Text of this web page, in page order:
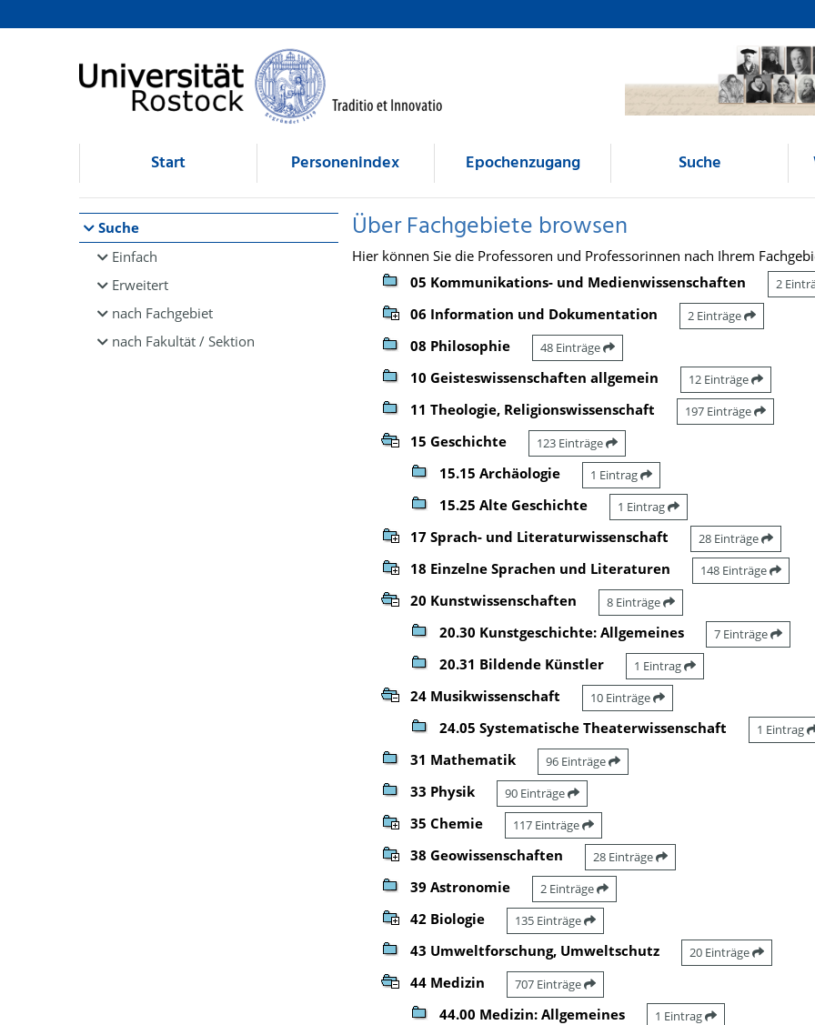
Browsen
direkt zum Inhalt
Start Personenindex Epochenzugang Suche
Suche
Einfach
Erweitert
nach Fachgebiet
nach Fakultät / Sektion
Über Fachgebiete browsen
Hier können Sie die Professoren und Professorinnen nach Ihrem
05 Kommunikations- und Medienwissenschaften
2
06 Information und Dokumentation 2 Einträge
08 Philosophie 48 Einträge
10 Geisteswissenschaften allgemein 12 Einträge
11 Theologie, Religionswissenschaft 197 Einträge
15 Geschichte 123 Einträge
15.15 Archäologie 1 Eintrag
15.25 Alte Geschichte 1 Eintrag
17 Sprach- und Literaturwissenschaft 28 Einträge
18 Einzelne Sprachen und Literaturen 148 Einträge
20 Kunstwissenschaften 8 Einträge
20.30 Kunstgeschichte: Allgemeines 7 Einträge
20.31 Bildende Künstler 1 Eintrag
24 Musikwissenschaft 10 Einträge
24.05 Systematische Theaterwissenschaft 1 Eintrag
31 Mathematik 96 Einträge
33 Physik 90 Einträge
35 Chemie 117 Einträge
38 Geowissenschaften 28 Einträge
39 Astronomie 2 Einträge
42 Biologie 135 Einträge
43 Umweltforschung, Umweltschutz 20 Einträge
44 Medizin 707 Einträge
44.00 Medizin: Allgemeines 1 Eintrag